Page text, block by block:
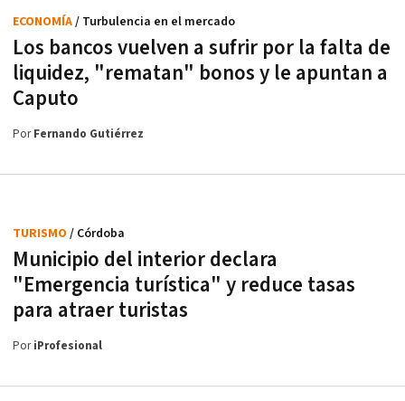
Los bancos vuelven a sufrir por la falta de
liquidez, "rematan" bonos y le apuntan a
Caputo
ECONOMÍA/ Turbulencia en el mercado
PorFernando Gutiérrez
Municipio del interior declara
"Emergencia turística" y reduce tasas
para atraer turistas
TURISMO / Córdoba
PoriProfesional